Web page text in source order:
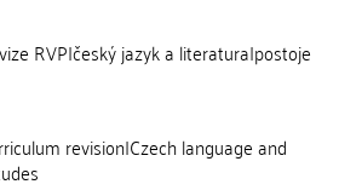
RVP|český jazyk a literatura|postoje
revision|Czech language and